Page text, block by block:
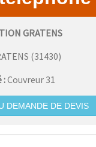
GRATENS
(31430)
:Couvreur 31
DEMANDE DE DEVIS